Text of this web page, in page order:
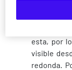
La
esta, por
visible
redonda.